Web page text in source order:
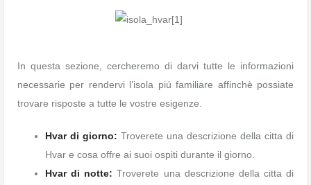
In questa sezione, cercheremo di darvi tutte le informazioni
necessarie per rendervi l’isola piú familiare affinchè possiate
trovare risposte a tutte le vostre esigenze.
Hvar di giorno: Troverete una descrizione della citta di
Hvar e cosa offre ai suoi ospiti durante il giorno.
Hvar di notte: Troverete una descrizione della citta di